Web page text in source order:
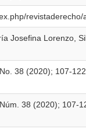
revistaderecho/
Josefina Lorenzo,
38 (2020); 107-122
38 (2020); 107-